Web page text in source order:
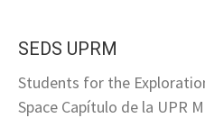
SEDS UPRM
Students for the
Space Capítulo de la UPR